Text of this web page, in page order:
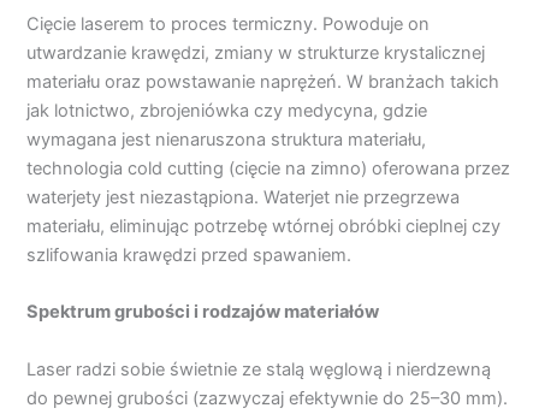
Cięcie laserem to proces termiczny. Powoduje on
utwardzanie krawędzi, zmiany w strukturze krystalicznej
materiału oraz powstawanie naprężeń. W branżach takich
jak lotnictwo, zbrojeniówka czy medycyna, gdzie
wymagana jest nienaruszona struktura materiału,
technologia cold cutting (cięcie na zimno) oferowana przez
waterjety jest niezastąpiona. Waterjet nie przegrzewa
materiału, eliminując potrzebę wtórnej obróbki cieplnej czy
szlifowania krawędzi przed spawaniem.
Spektrum grubości i rodzajów materiałów
Laser radzi sobie świetnie ze stalą węglową i nierdzewną
do pewnej grubości (zazwyczaj efektywnie do 25–30 mm).